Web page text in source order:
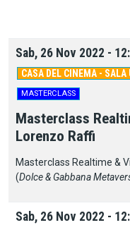
Sab, 26 Nov 2022 -
CASA DEL CINEMA - SALA
MASTERCLASS
Masterclass
Lorenzo Raffi
Masterclass Realtime &
(Dolce & Gabbana
Sab, 26 Nov 2022 -